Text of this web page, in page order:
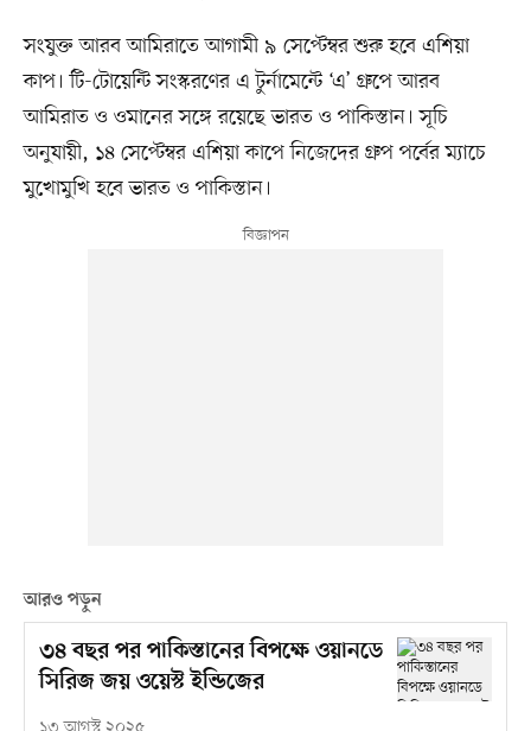
সংযুক্ত আরব আমিরাতে আগামী ৯ সেপ্টেম্বর শুরু হবে এশিয়া
কাপ। টি-টোয়েন্টি সংস্করণের এ টুর্নামেন্টে ‘এ’ গ্রুপে আরব
আমিরাত ও ওমানের সঙ্গে রয়েছে ভারত ও পাকিস্তান। সূচি
অনুযায়ী, ১৪ সেপ্টেম্বর এশিয়া কাপে নিজেদের গ্রুপ পর্বের ম্যাচে
মুখোমুখি হবে ভারত ও পাকিস্তান।
আরও পড়ুন
৩৪ বছর পর পাকিস্তানের বিপক্ষে ওয়ানডে
সিরিজ জয় ওয়েস্ট ইন্ডিজের